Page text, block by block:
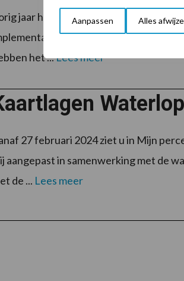
Aanpassen Alles
jaar hebben we gezien dat de
van het nieuwe
het ...Lees meer
27 februari 2024 ziet u in Mijn
aangepast in samenwerking met de
de ... Lees meer